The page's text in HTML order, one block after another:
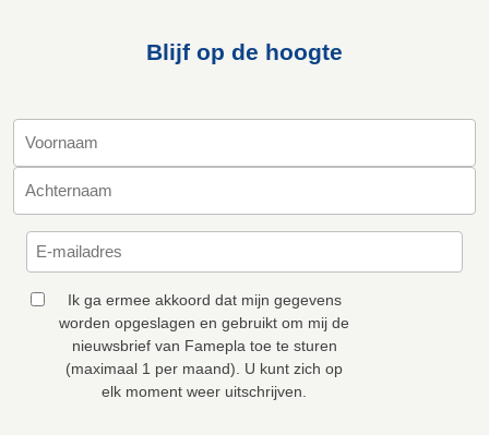
Blijf op de hoogte
Ik ga ermee akkoord dat mijn gegevens
worden opgeslagen en gebruikt om mij de
nieuwsbrief van Famepla toe te sturen
(maximaal 1 per maand). U kunt zich op
elk moment weer uitschrijven.